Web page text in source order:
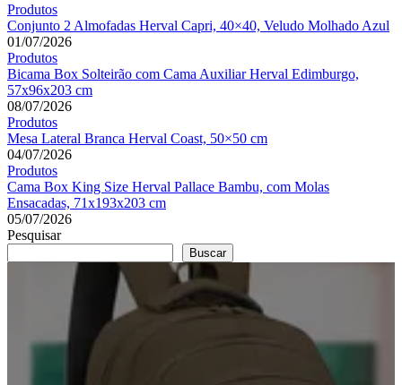
Produtos
Conjunto 2 Almofadas Herval Capri, 40×40, Veludo Molhado Azul
01/07/2026
Produtos
Bicama Box Solteirão com Cama Auxiliar Herval Edimburgo,
57x96x203 cm
08/07/2026
Produtos
Mesa Lateral Branca Herval Coast, 50×50 cm
04/07/2026
Produtos
Cama Box King Size Herval Pallace Bambu, com Molas
Ensacadas, 71x193x203 cm
05/07/2026
Pesquisar
Buscar